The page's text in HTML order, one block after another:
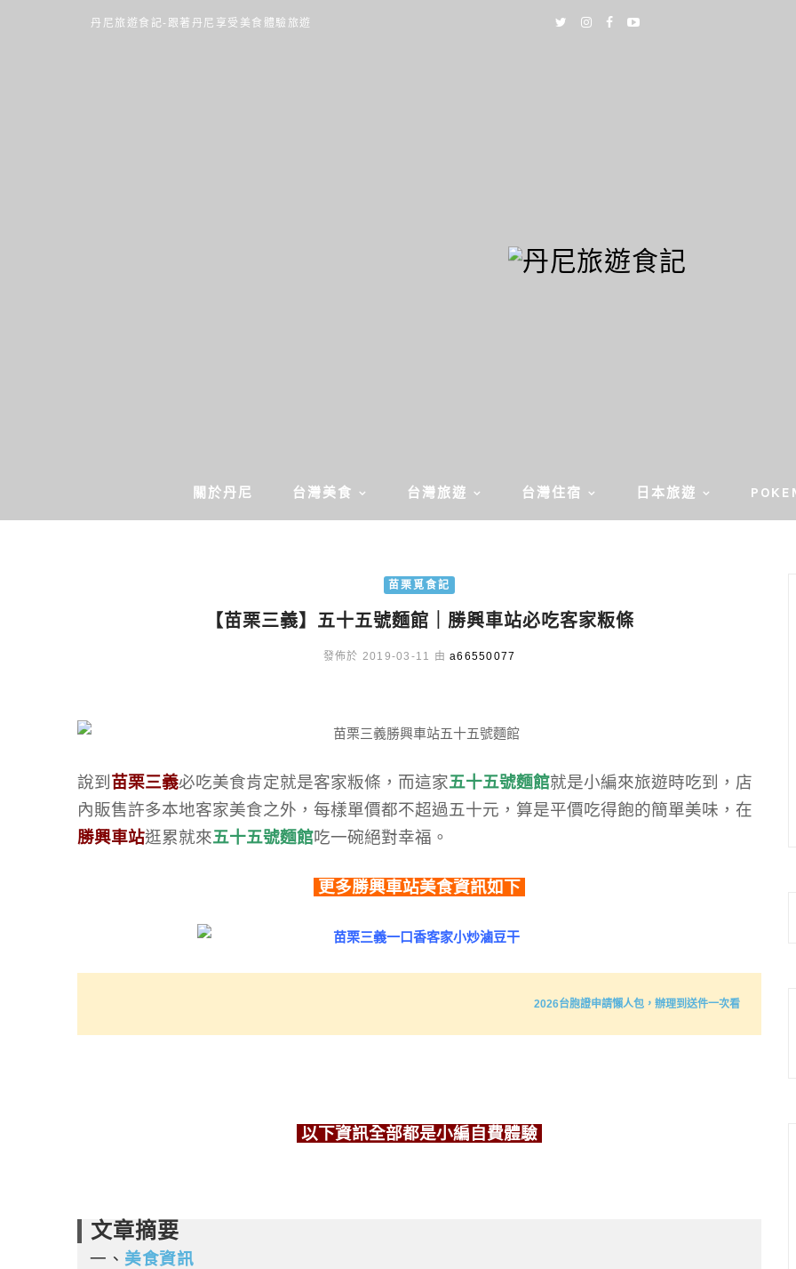
丹尼旅遊食記-跟著丹尼享受美食體驗旅遊
關於丹尼 台灣美食 台灣旅遊 台灣住宿 日本旅遊
苗栗覓食記
【苗栗三義】五十五號麵館｜勝興車站必吃客家粄條
發佈於 2019-03-11 由 a66550077
說到 苗栗三義必吃美食肯定就是客家粄條，而這家五十五號麵館就是小編來旅遊時吃到，店
內販售許多本地客家美食之外，每樣單價都不超過五十元，算是平價吃得飽的簡單美味，在
勝興車站逛累就來五十五號麵館吃一碗絕對幸福。
更多勝興車站美食資訊如下
2026台胞證申請懶人包，辦理到送件一次看
以下資訊全部都是小編自費體驗
文章摘要
一、 美食資訊